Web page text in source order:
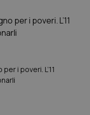
i poveri. L’11